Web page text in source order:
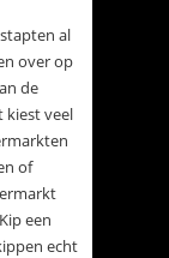
al
over op
de
kiest veel
of
een
echt